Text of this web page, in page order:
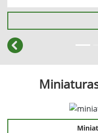
templates.template-